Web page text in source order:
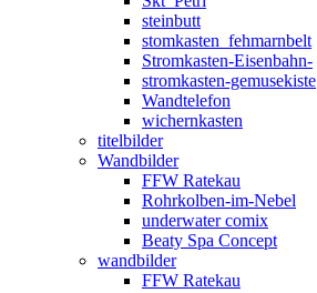
steinbutt
stomkasten_fehmarnbelt
Stromkasten-Eisenbahn-
stromkasten-gemusekiste
Wandtelefon
wichernkasten
titelbilder
Wandbilder
FFW Ratekau
Rohrkolben-im-Nebel
underwater comix
Beaty Spa Concept
wandbilder
FFW Ratekau